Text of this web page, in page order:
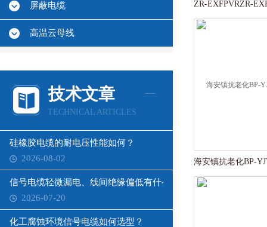
屏蔽电缆
高温云母线
技术文章
TECHNICAL ARTICLES
硅橡胶电缆的耐电压性能如何？
2026-08-02
信号电缆轻微漏电、线间绝缘偏低有什么影响？
2026-07-20
化工腐蚀环境信号电缆如何选型？